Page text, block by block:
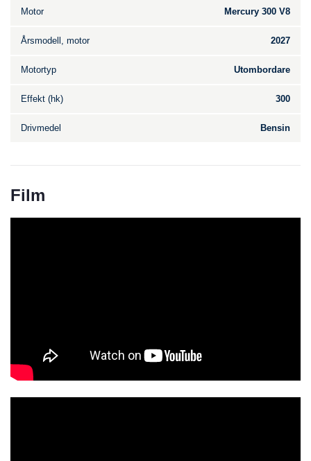
Motor Mercury 300 V8
Årsmodell, motor 2027
Motortyp Utombordare
Effekt (hk) 300
Drivmedel Bensin
Film